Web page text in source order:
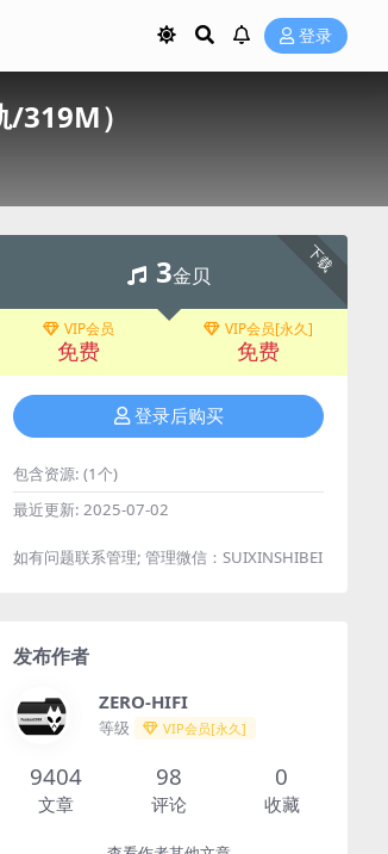
登录
）
下载
3金贝
VIP会员
免费
VIP会员[永久]
免费
登录后购买
包含资源: (1个)
最近更新: 2025-07-02
如有问题联系管理; 管理微信：SUIXINSHIBEI
发布作者
ZERO-HIFI
等级 VIP会员[永久]
9404
文章
98
评论
0
收藏